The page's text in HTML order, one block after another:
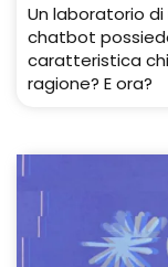
Un laboratorio
chatbot
caratteristica
ragione? E ora?